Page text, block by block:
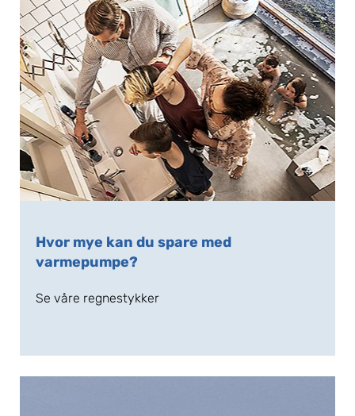
Hvor mye kan du spare med
varmepumpe?
Se våre regnestykker